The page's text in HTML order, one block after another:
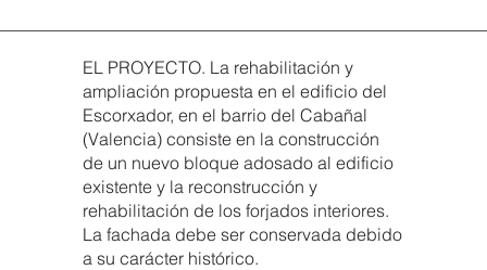
EL PROYECTO. La rehabilitación y
ampliación propuesta en el edificio del
Escorxador, en el barrio del Cabañal
(Valencia) consiste en la construcción
de un nuevo bloque adosado al edificio
existente y la reconstrucción y
rehabilitación de los forjados interiores.
La fachada debe ser conservada debido
a su carácter histórico.